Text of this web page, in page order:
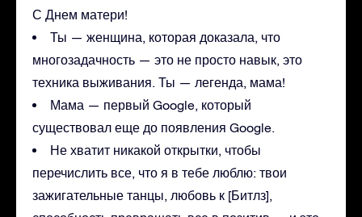
С Днем матери!
Ты — женщина, которая доказала, что
многозадачность — это не просто навык, это
техника выживания. Ты — легенда, мама!
Мама — первый Google, который
существовал еще до появления Google.
Не хватит никакой открытки, чтобы
перечислить все, что я в тебе люблю: твои
зажигательные танцы, любовь к [Битлз],